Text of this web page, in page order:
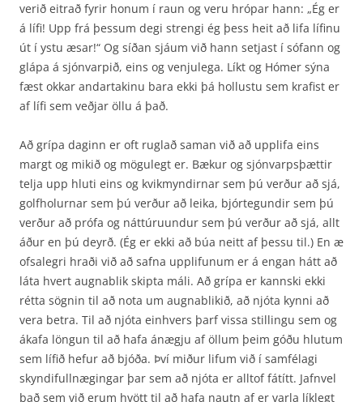
verið eitrað fyrir honum í raun og veru hrópar hann: „Ég er
á lífi! Upp frá þessum degi strengi ég þess heit að lifa lífinu
út í ystu æsar!“ Og síðan sjáum við hann setjast í sófann og
glápa á sjónvarpið, eins og venjulega. Líkt og Hómer sýna
fæst okkar andartakinu bara ekki þá hollustu sem krafist er
af lífi sem veðjar öllu á það.
Að grípa daginn er oft ruglað saman við að upplifa eins
margt og mikið og mögulegt er. Bækur og sjónvarpsþættir
telja upp hluti eins og kvikmyndirnar sem þú verður að sjá,
golfholurnar sem þú verður að leika, bjórtegundir sem þú
verður að prófa og náttúruundur sem þú verður að sjá, allt
áður en þú deyrð. (Ég er ekki að búa neitt af þessu til.) En æ
ofsalegri hraði við að safna upplifunum er á engan hátt að
láta hvert augnablik skipta máli. Að grípa er kannski ekki
rétta sögnin til að nota um augnablikið, að njóta kynni að
vera betra. Til að njóta einhvers þarf vissa stillingu sem og
ákafa löngun til að hafa ánægju af öllum þeim góðu hlutum
sem lífið hefur að bjóða. Því miður lifum við í samfélagi
skyndifullnægingar þar sem að njóta er alltof fátítt. Jafnvel
það sem við erum hvött til að hafa nautn af er varla líklegt